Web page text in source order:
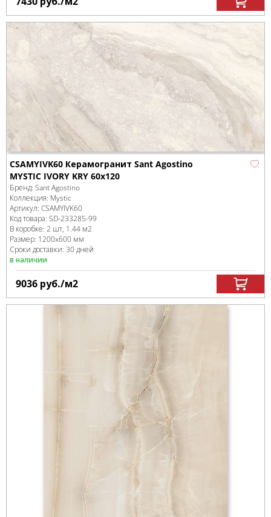
CSAMYIVK60 Керамогранит Sant Agostino
MYSTIC IVORY KRY 60x120
Бренд: Sant Agostino
Коллекция: Mystic
Артикул: CSAMYIVK60
Код товара: SD-233285-99
В коробке: 2 шт, 1.44 м2
Размер: 1200x600 мм
Сроки доставки: 30 дней
в наличии
9036 руб./м2